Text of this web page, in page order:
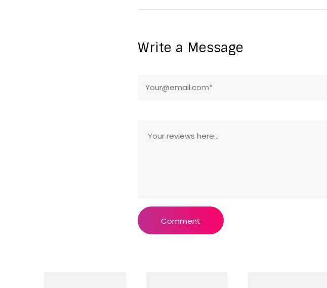
Write a Message
Comment